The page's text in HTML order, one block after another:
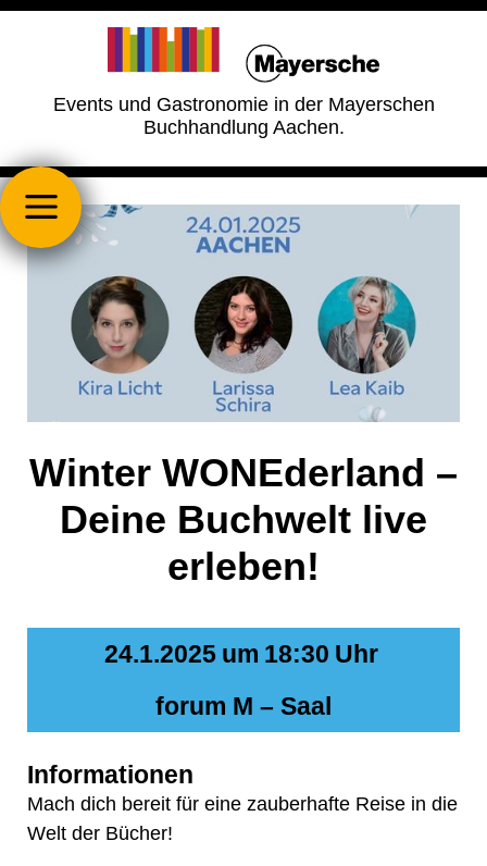
Events und Gastronomie in der Mayerschen
Buchhandlung Aachen.
Winter WONEderland –
Deine Buchwelt live
erleben!
24.1.2025 um 18:30 Uhr
forum M – Saal
Informationen
Mach dich bereit für eine zauberhafte Reise in die
Welt der Bücher!